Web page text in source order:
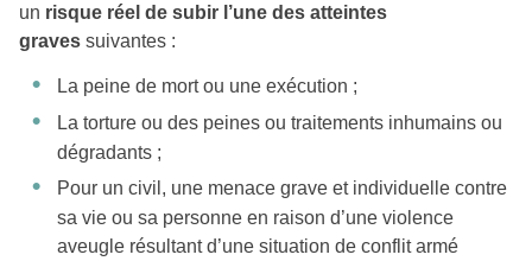
un risque réel de subir l’une des atteintes
graves suivantes :
La peine de mort ou une exécution ;
La torture ou des peines ou traitements inhumains ou
dégradants ;
Pour un civil, une menace grave et individuelle contre
sa vie ou sa personne en raison d’une violence
aveugle résultant d’une situation de conflit armé